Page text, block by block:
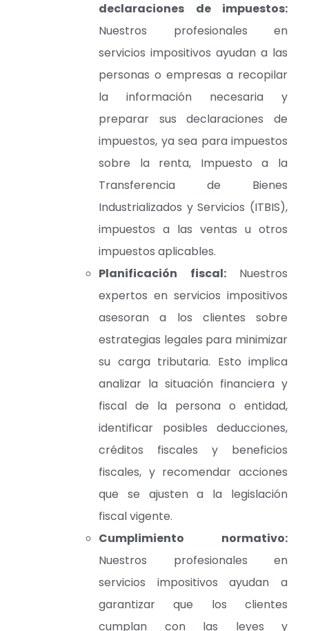
declaraciones de impuestos:
Nuestros profesionales en
servicios impositivos ayudan a las
personas o empresas a recopilar
la información necesaria y
preparar sus declaraciones de
impuestos, ya sea para impuestos
sobre la renta, Impuesto a la
Transferencia de Bienes
Industrializados y Servicios (ITBIS),
impuestos a las ventas u otros
impuestos aplicables.
Planificación fiscal: Nuestros
expertos en servicios impositivos
asesoran a los clientes sobre
estrategias legales para minimizar
su carga tributaria. Esto implica
analizar la situación financiera y
fiscal de la persona o entidad,
identificar posibles deducciones,
créditos fiscales y beneficios
fiscales, y recomendar acciones
que se ajusten a la legislación
fiscal vigente.
Cumplimiento normativo:
Nuestros profesionales en
servicios impositivos ayudan a
garantizar que los clientes
cumplan con las leyes y